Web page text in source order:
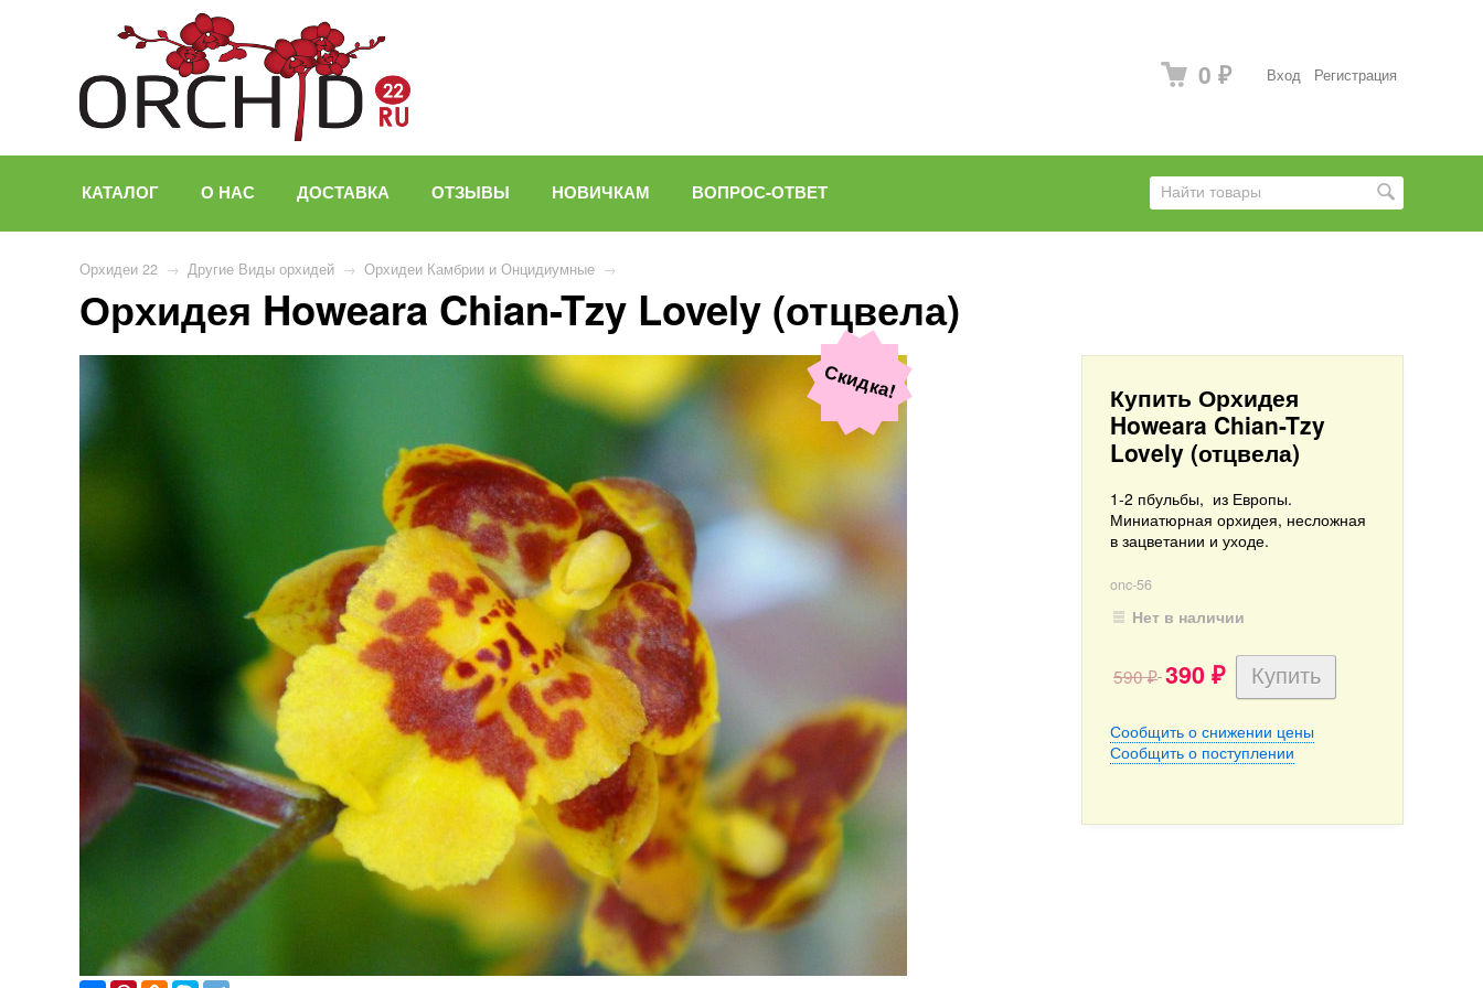
Вход Регистрация
0 ₽
КАТАЛОГ О НАС ДОСТАВКА ОТЗЫВЫ НОВИЧКАМ ВОПРОС-ОТВЕТ
Орхидеи 22 → Другие Виды орхидей → Орхидеи Камбрии и Онцидиумные →
Орхидея Howeara Chian-Tzy Lovely (отцвела)
Купить Орхидея
Howeara Chian-Tzy
Lovely (отцвела)
1-2 пбульбы, из Европы.
Миниатюрная орхидея, несложная
в зацветании и уходе.
onc-56
Нет в наличии
590₽ 390 ₽
Сообщить о снижении цены
Сообщить о поступлении
Скидка!